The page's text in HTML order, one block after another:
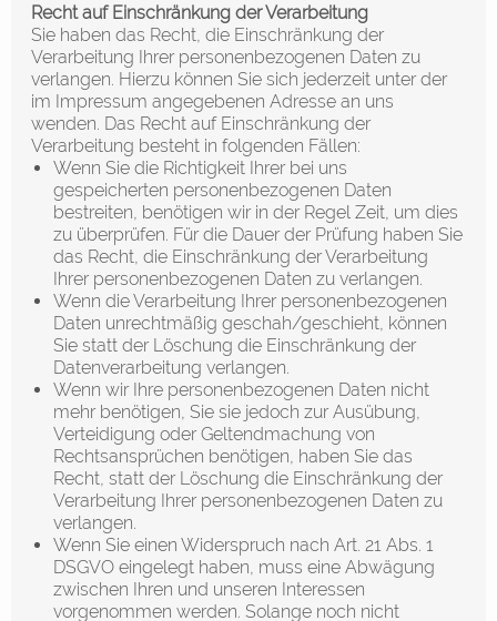
Recht auf Einschränkung der Verarbeitung
Sie haben das Recht, die Einschränkung der
Verarbeitung Ihrer personenbezogenen Daten zu
verlangen. Hierzu können Sie sich jederzeit unter der
im Impressum angegebenen Adresse an uns
wenden. Das Recht auf Einschränkung der
Verarbeitung besteht in folgenden Fällen:
Wenn Sie die Richtigkeit Ihrer bei uns
gespeicherten personenbezogenen Daten
bestreiten, benötigen wir in der Regel Zeit, um dies
zu überprüfen. Für die Dauer der Prüfung haben Sie
das Recht, die Einschränkung der Verarbeitung
Ihrer personenbezogenen Daten zu verlangen.
Wenn die Verarbeitung Ihrer personenbezogenen
Daten unrechtmäßig geschah/geschieht, können
Sie statt der Löschung die Einschränkung der
Datenverarbeitung verlangen.
Wenn wir Ihre personenbezogenen Daten nicht
mehr benötigen, Sie sie jedoch zur Ausübung,
Verteidigung oder Geltendmachung von
Rechtsansprüchen benötigen, haben Sie das
Recht, statt der Löschung die Einschränkung der
Verarbeitung Ihrer personenbezogenen Daten zu
verlangen.
Wenn Sie einen Widerspruch nach Art. 21 Abs. 1
DSGVO eingelegt haben, muss eine Abwägung
zwischen Ihren und unseren Interessen
vorgenommen werden. Solange noch nicht